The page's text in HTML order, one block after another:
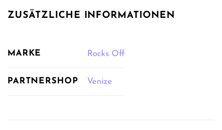
ZUSÄTZLICHE INFORMATIONEN
MARKE Rocks Off
PARTNERSHOP Venize